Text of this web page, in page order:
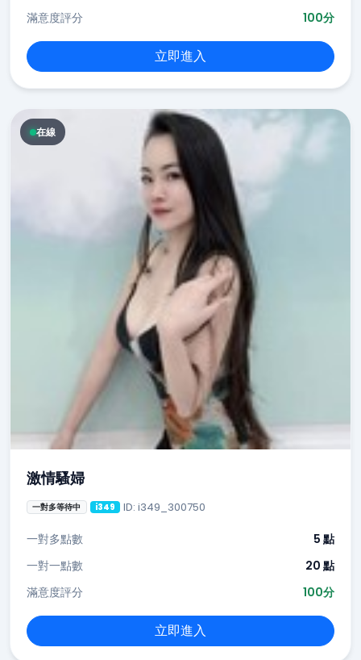
滿意度評分
100分
立即進入
在線
激情騷婦
一對多等待中 i349 ID: i349_300750
一對多點數
5 點
一對一點數
20 點
滿意度評分
100分
立即進入